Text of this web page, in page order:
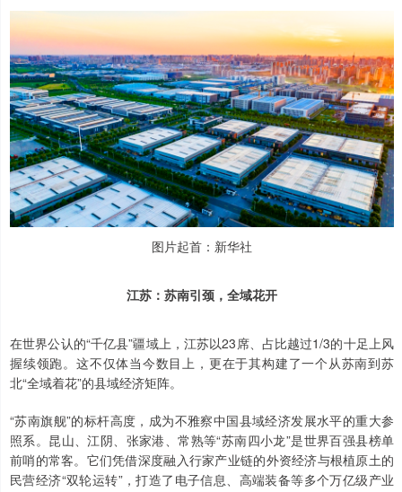
图片起首：新华社
江苏：苏南引颈，全域花开
在世界公认的“千亿县”疆域上，江苏以23席、占比越过1/3的十足上风
握续领跑。这不仅体当今数目上，更在于其构建了一个从苏南到苏
北“全域着花”的县域经济矩阵。
“苏南旗舰”的标杆高度，成为不雅察中国县域经济发展水平的重大参
照系。昆山、江阴、张家港、常熟等“苏南四小龙”是世界百强县榜单
前哨的常客。它们凭借深度融入行家产业链的外资经济与根植原土的
民营经济“双轮运转”，打造了电子信息、高端装备等多个万亿级产业